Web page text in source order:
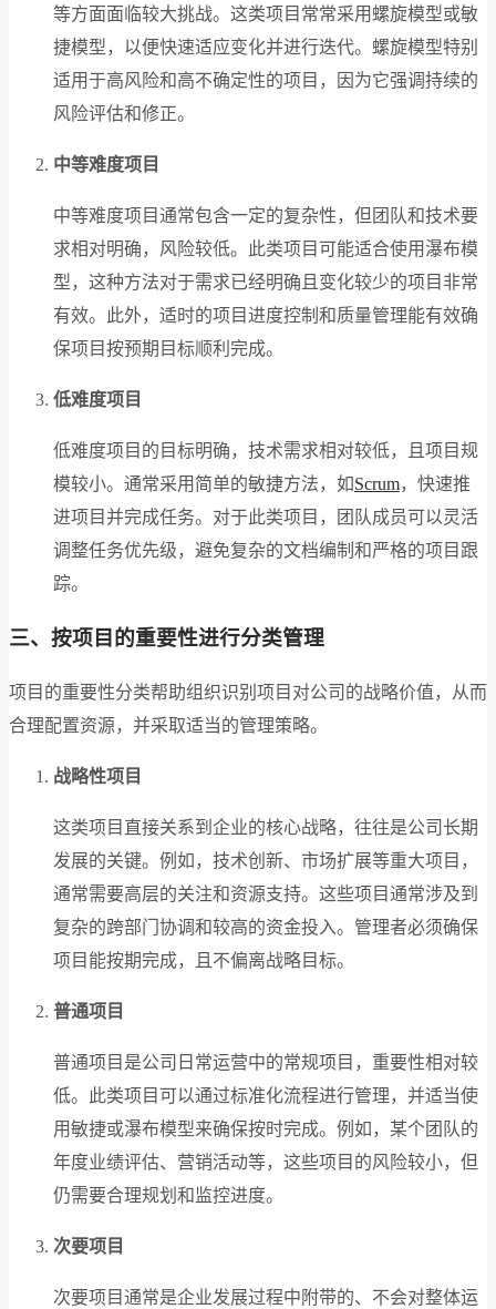
等方面面临较大挑战。这类项目常常采用螺旋模型或敏
捷模型，以便快速适应变化并进行迭代。螺旋模型特别
适用于高风险和高不确定性的项目，因为它强调持续的
风险评估和修正。
中等难度项目
中等难度项目通常包含一定的复杂性，但团队和技术要
求相对明确，风险较低。此类项目可能适合使用瀑布模
型，这种方法对于需求已经明确且变化较少的项目非常
有效。此外，适时的项目进度控制和质量管理能有效确
保项目按预期目标顺利完成。
低难度项目
低难度项目的目标明确，技术需求相对较低，且项目规
模较小。通常采用简单的敏捷方法，如Scrum，快速推
进项目并完成任务。对于此类项目，团队成员可以灵活
调整任务优先级，避免复杂的文档编制和严格的项目跟
踪。
三、按项目的重要性进行分类管理
项目的重要性分类帮助组织识别项目对公司的战略价值，从而
合理配置资源，并采取适当的管理策略。
战略性项目
这类项目直接关系到企业的核心战略，往往是公司长期
发展的关键。例如，技术创新、市场扩展等重大项目，
通常需要高层的关注和资源支持。这些项目通常涉及到
复杂的跨部门协调和较高的资金投入。管理者必须确保
项目能按期完成，且不偏离战略目标。
普通项目
普通项目是公司日常运营中的常规项目，重要性相对较
低。此类项目可以通过标准化流程进行管理，并适当使
用敏捷或瀑布模型来确保按时完成。例如，某个团队的
年度业绩评估、营销活动等，这些项目的风险较小，但
仍需要合理规划和监控进度。
次要项目
次要项目通常是企业发展过程中附带的、不会对整体运